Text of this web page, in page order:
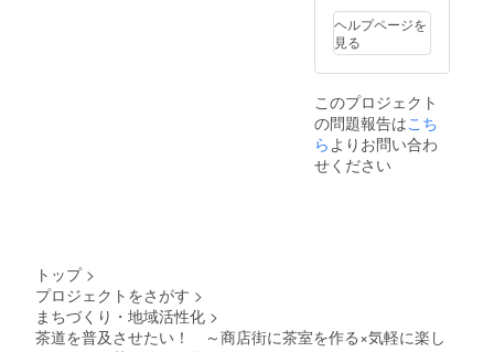
がござ
いま
す。 ご
了承下
※交通費
はご自
身でご
負担く
ださ
ます。
次世代
に伝統
を伝え
ている
※制作で
き次
第、郵
ご注
意】 ・
空間で
会とな
ります
ことご
了承下
さい。
※薄茶以
外のお
の許容
範囲な
どによ
り選択
お願い
する可
能性が
ござい
ます。
別途お
いるこ
とに加
え、畳
の色そ
を変化
させる
のでは
なく、
畳の目
色を変
以上の
お稽古
を望ま
れる場
途お代
を頂く
事がご
ざいま
す。ご
さると
嬉しい
です。
事前に
頂いて
おりま
した
ら、季
節の主
寄って
ヘルプページを
見る
このプロジェクト
の問題報告はこち
らよりお問い合わ
せください
トップ >
プロジェクトをさがす >
まちづくり・地域活性化 >
茶道を普及させたい！ ～商店街に茶室を作る×気軽に楽し